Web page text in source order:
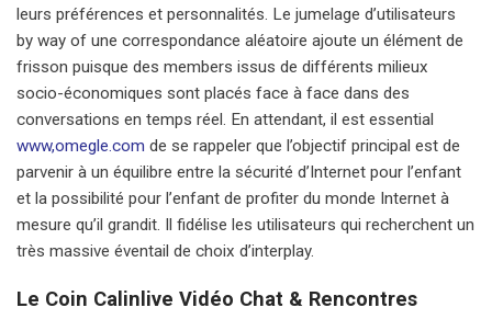
leurs préférences et personnalités. Le jumelage d’utilisateurs
by way of une correspondance aléatoire ajoute un élément de
frisson puisque des members issus de différents milieux
socio-économiques sont placés face à face dans des
conversations en temps réel. En attendant, il est essential
www,omegle.com de se rappeler que l’objectif principal est de
parvenir à un équilibre entre la sécurité d’Internet pour l’enfant
et la possibilité pour l’enfant de profiter du monde Internet à
mesure qu’il grandit. Il fidélise les utilisateurs qui recherchent un
très massive éventail de choix d’interplay.
Le Coin Calinlive Vidéo Chat & Rencontres